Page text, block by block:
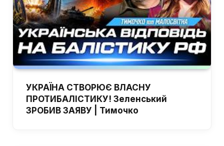
УКРАЇНА СТВОРЮЄ ВЛАСНУ
ПРОТИБАЛІСТИКУ! Зеленський
ЗРОБИВ ЗАЯВУ | Тимочко